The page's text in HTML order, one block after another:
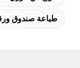
طباعة صندوق